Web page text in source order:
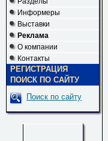
Информеры
Выставки
Реклама
О компании
Контакты
РЕГИСТРАЦИЯ
ПОИСК ПО САЙТУ
Поиск по сайту